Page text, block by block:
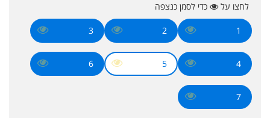
לחצו על כדי לסמן כנצפה
1
2
3
4
5
6
7